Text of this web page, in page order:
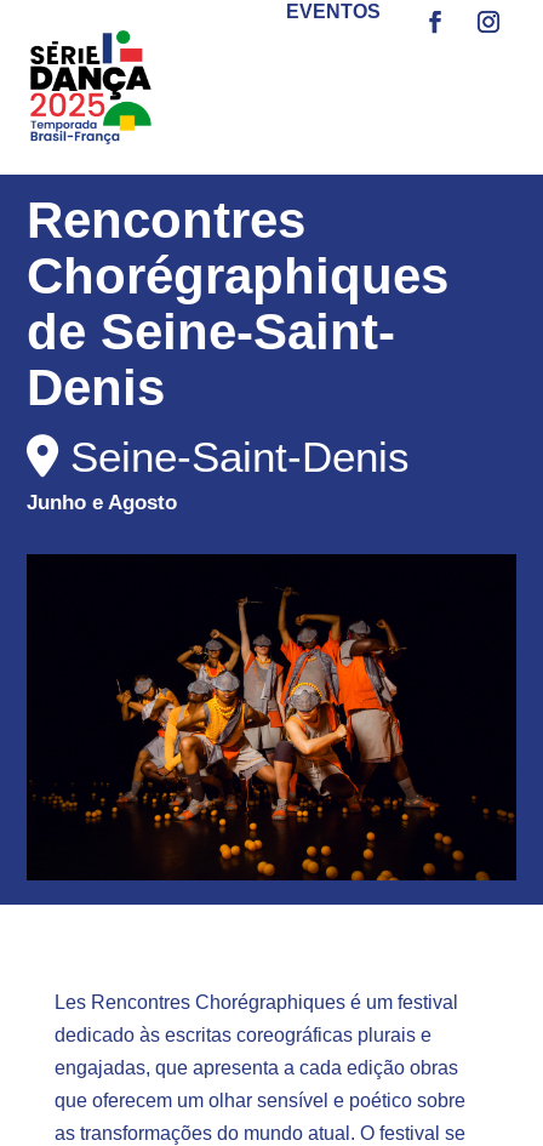
EVENTOS
Rencontres
Chorégraphiques
de Seine-Saint-
Denis
Seine-Saint-Denis
Junho e Agosto
Les Rencontres Chorégraphiques é um festival
dedicado às escritas coreográficas plurais e
engajadas, que apresenta a cada edição obras
que oferecem um olhar sensível e poético sobre
as transformações do mundo atual. O festival se